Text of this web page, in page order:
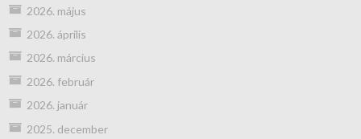
2026. május
2026. április
2026. március
2026. február
2026. január
2025. december